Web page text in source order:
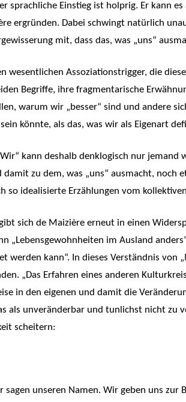
sprachliche Einstieg ist holprig. Er kann
ergründen. Dabei schwingt natürlich
mit, dass das, was „uns“
wesentlichen Assoziationstrigger, die
Begriffe, ihre fragmentarische
warum wir „besser“ sind und andere
sein könnte, als das, was wir als Eigenart
kann deshalb denklogisch nur
damit zu dem, was „uns“ ausmacht, noch
so idealisierte Erzählungen vom
sich de Maizière erneut in einen
„Lebensgewohnheiten im Ausland
werden kann“. In dieses Verständnis
„Das Erfahren eines anderen
in den eigenen und damit die
als unveränderbar und tunlichst nicht zu
scheitern:
sagen unseren Namen. Wir geben uns